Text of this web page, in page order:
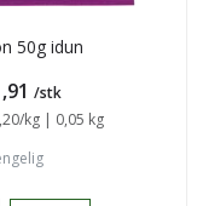
50g idun
/stk
pris
/kg | 0,05 kg